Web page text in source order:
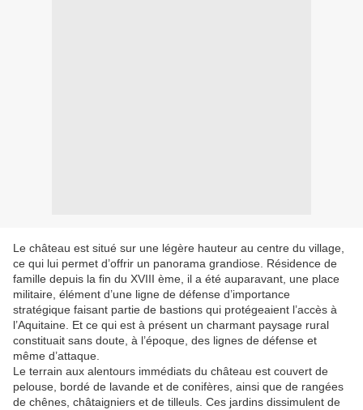
Le château est situé sur une légère hauteur au centre du village,
ce qui lui permet d’offrir un panorama grandiose. Résidence de
famille depuis la fin du XVIII ème, il a été auparavant, une place
militaire, élément d’une ligne de défense d’importance
stratégique faisant partie de bastions qui protégeaient l’accès à
l’Aquitaine. Et ce qui est à présent un charmant paysage rural
constituait sans doute, à l’époque, des lignes de défense et
même d’attaque.
Le terrain aux alentours immédiats du château est couvert de
pelouse, bordé de lavande et de conifères, ainsi que de rangées
de chênes, châtaigniers et de tilleuls. Ces jardins dissimulent de